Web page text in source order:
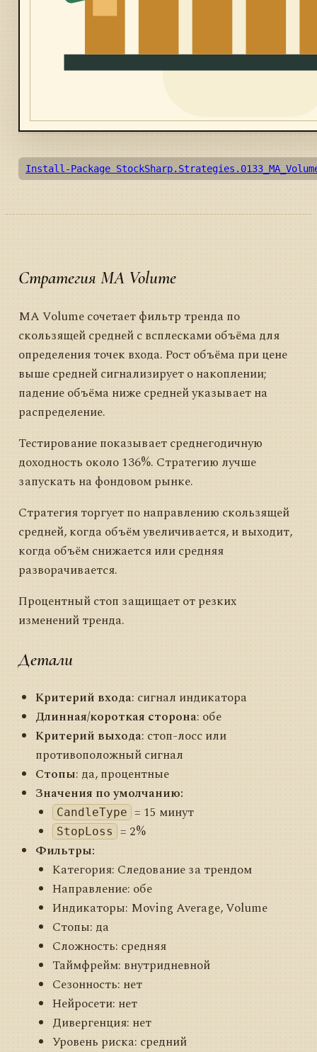
Install-Package
Стратегия MA Volume
MA Volume сочетает фильтр тренда по
скользящей средней с всплесками объёма для
определения точек входа. Рост объёма при цене
выше средней сигнализирует о накоплении;
падение объёма ниже средней указывает на
распределение.
Тестирование показывает среднегодичную
доходность около 136%. Стратегию лучше
запускать на фондовом рынке.
Стратегия торгует по направлению скользящей
средней, когда объём увеличивается, и выходит,
когда объём снижается или средняя
разворачивается.
Процентный стоп защищает от резких
изменений тренда.
Детали
Критерий входа: сигнал индикатора
Длинная/короткая сторона: обе
Критерий выхода: стоп-лосс или
противоположный сигнал
Стопы: да, процентные
Значения по умолчанию:
CandleType = 15 минут
StopLoss = 2%
Фильтры:
Категория: Следование за трендом
Направление: обе
Индикаторы: Moving Average, Volume
Стопы: да
Сложность: средняя
Таймфрейм: внутридневной
Сезонность: нет
Нейросети: нет
Дивергенция: нет
Уровень риска: средний